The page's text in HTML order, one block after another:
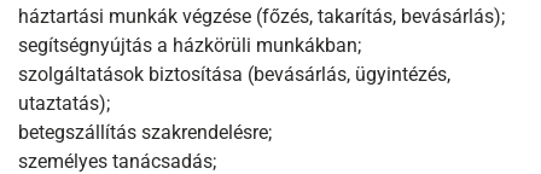
háztartási munkák végzése (főzés, takarítás, bevásárlás);
segítségnyújtás a házkörüli munkákban;
szolgáltatások biztosítása (bevásárlás, ügyintézés,
utaztatás);
betegszállítás szakrendelésre;
személyes tanácsadás;